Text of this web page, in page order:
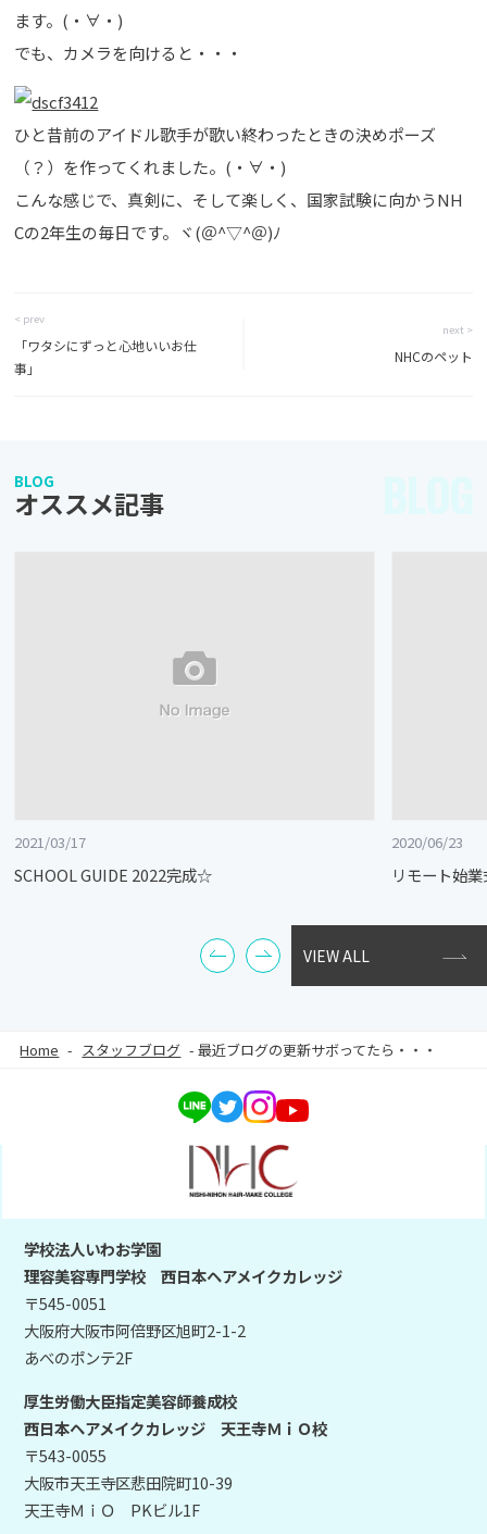
ます。(・∀・)
でも、カメラを向けると・・・
ひと昔前のアイドル歌手が歌い終わったときの決めポーズ
（？）を作ってくれました。(・∀・)
こんな感じで、真剣に、そして楽しく、国家試験に向かうNH
Cの2年生の毎日です。ヾ(＠^▽^＠)ﾉ
< prev
「ワタシにずっと心地いいお仕
事」
next >
NHCのペット
BLOG
オススメ記事
2021/03/17
SCHOOL GUIDE 2022完成☆
2020/06/23
リモート始
VIEW ALL
Home - スタッフブログ -最近ブログの更新サボってたら・・・
学校法人いわお学園
理容美容専門学校 西日本ヘアメイクカレッジ
〒545-0051
大阪府大阪市阿倍野区旭町2-1-2
あべのポンテ2F
厚生労働大臣指定美容師養成校
西日本ヘアメイクカレッジ 天王寺ＭｉＯ校
〒543-0055
大阪市天王寺区悲田院町10-39
天王寺ＭｉＯ PKビル1F